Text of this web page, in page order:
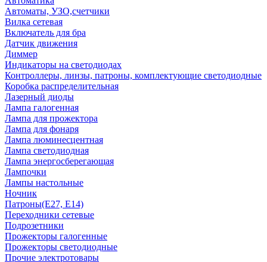
Автоматы, УЗО,счетчики
Вилка сетевая
Включатель для бра
Датчик движения
Диммер
Индикаторы на светодиодах
Контроллеры, линзы, патроны, комплектующие светодиодные
Коробка распределительная
Лазерный диоды
Лампа галогенная
Лампа для прожектора
Лампа для фонаря
Лампа люминесцентная
Лампа светодиодная
Лампа энергосберегающая
Лампочки
Лампы настольные
Ночник
Патроны(Е27, Е14)
Переходники сетевые
Подрозетники
Прожекторы галогенные
Прожекторы светодиодные
Прочие электротовары